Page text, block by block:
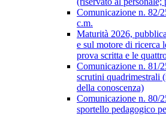
Comunicazione n. 82/
c.m.
Maturità 2026,
e sul motore di ricerca
prova scritta e le
Comunicazione n. 81/
scrutini quadrimestrali
della conoscenza)
Comunicazione n. 80/
sportello pedagogico